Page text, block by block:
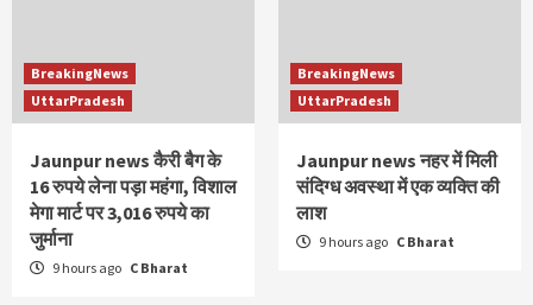
BreakingNews
UttarPradesh
Jaunpur news कैरी बैग के
16 रुपये लेना पड़ा महंगा, विशाल
मेगा मार्ट पर 3,016 रुपये का
जुर्माना
9 hours ago C Bharat
BreakingNews
UttarPradesh
Jaunpur news नहर में मिली
संदिग्ध अवस्था में एक व्यक्ति की
लाश
9 hours ago C Bharat